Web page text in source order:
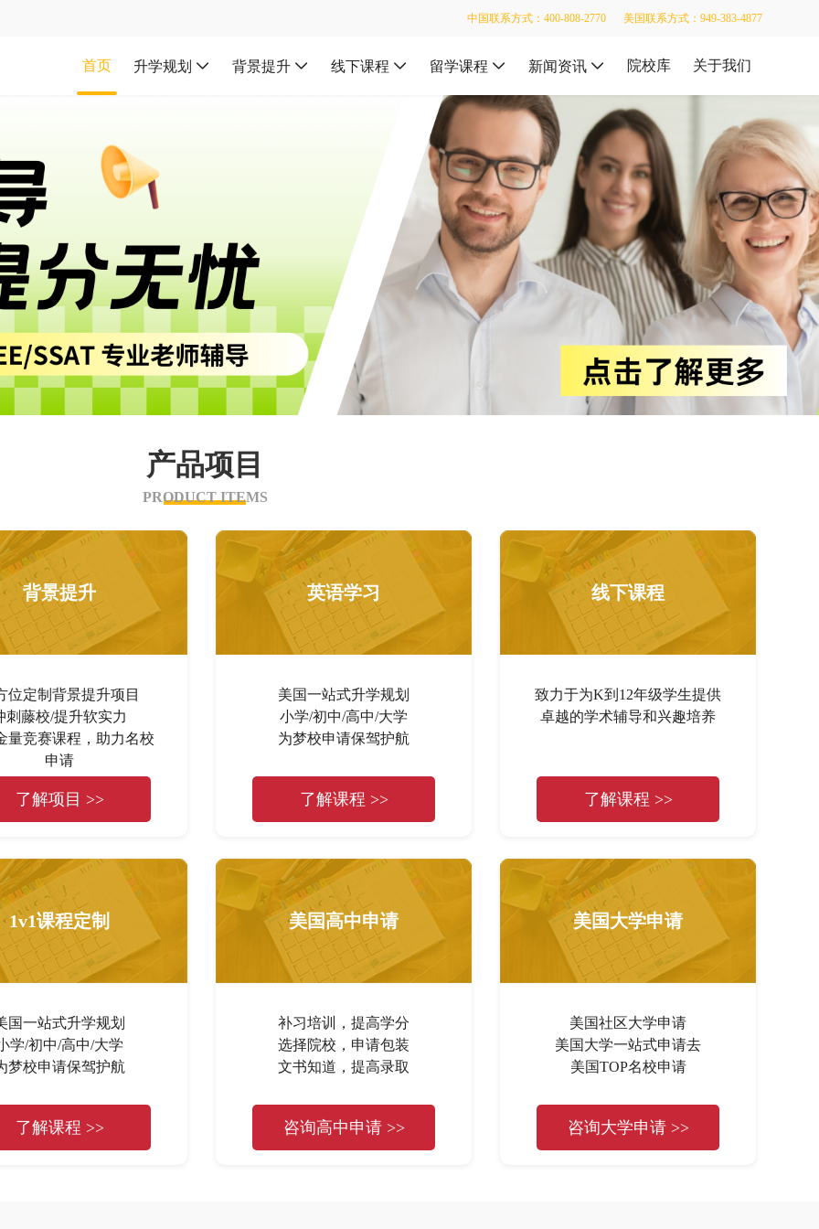
中国联系方式：400-808-2770 美国联系方式：949-383-4877
首页 升学规划 背景提升 线下课程 留学课程 新闻资讯 院校库 关于我们
产品项目
PRODUCT ITEMS
背景提升
位定制背景提升项目
刺藤校/提升软实力
量竞赛课程，助力名校
申请
了解项目 >>
英语学习
美国一站式升学规划
小学/初中/高中/大学
为梦校申请保驾护航
了解课程 >>
线下课程
致力于为K到12年级学生提供
卓越的学术辅导和兴趣培养
了解课程 >>
1v1课程定制
国一站式升学规划
学/初中/高中/大学
梦校申请保驾护航
了解课程 >>
美国高中申请
补习培训，提高学分
选择院校，申请包装
文书知道，提高录取
咨询高中申请 >>
美国大学申请
美国社区大学申请
美国大学一站式申请去
美国TOP名校申请
咨询大学申请 >>